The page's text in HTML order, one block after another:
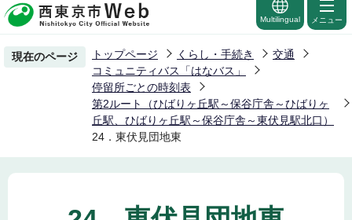
で
Multilingual メニュー
現在のページ トップページ くらし・手続き
交通
コミュニティバス「はなバス」
停留所ごとの時刻表
第2ルート（ひばりヶ丘駅～保谷庁舎～ひばりヶ
丘駅、ひばりヶ丘駅～保谷庁舎～東伏見駅北口）
24．東伏見団地東